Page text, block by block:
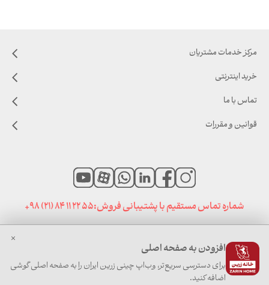
مرکز خدمات مشتریان
خرید اینترنتی
تماس با ما
قوانین و مقررات
شماره تماس مستقیم با پشتیبانی فروش:+98 (21) 84 11 22 55
صفحه نخست | اخبار خانه زرین
افزودن به صفحه اصلی
برای دسترسی سریع‌تر، وب‌اپ چینی زرین ایران را به صفحه اصلی گوشی
اضافه کنید.